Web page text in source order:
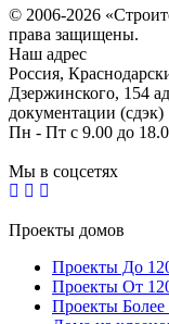
© 2006-2026
права защищены.
Наш адрес
Россия,
Дзержинского, 154
документации (сдэк)
Пн - Пт с 9.00 до
Мы в соцсетях
Проекты домов
Проекты До
Проекты От
Проекты Более